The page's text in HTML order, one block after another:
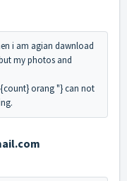
i am agian dawnload
my photos and
orang "} can not